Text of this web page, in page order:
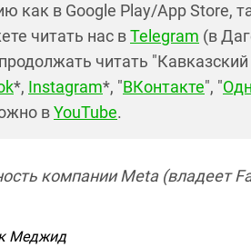
как в Google Play/App Store,
читать нас вTelegram (в
читать "Кавказский
*, Instagram*, "ВКонтакте", "
вYouTube.
компании Meta (владеет
Меджид